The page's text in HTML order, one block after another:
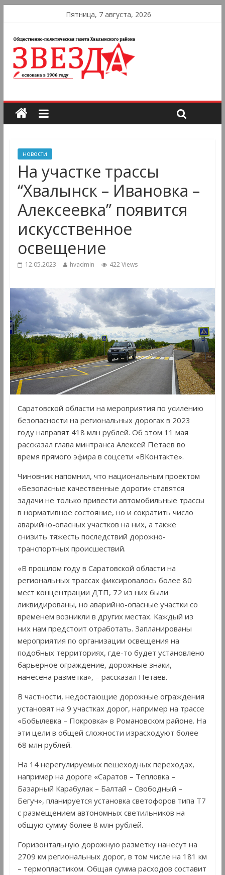
Пятница, 7 августа, 2026
новости
На участке трассы
“Хвалынск – Ивановка –
Алексеевка” появится
искусственное
освещение
12.05.2023 hvadmin 422 Views
Саратовской области на мероприятия по усилению
безопасности на региональных дорогах в 2023
году направят 418 млн рублей. Об этом 11 мая
рассказал глава минтранса Алексей Петаев во
время прямого эфира в соцсети «ВКонтакте».
Чиновник напомнил, что национальным проектом
«Безопасные качественные дороги» ставятся
задачи не только привести автомобильные трассы
в нормативное состояние, но и сократить число
аварийно-опасных участков на них, а также
снизить тяжесть последствий дорожно-
транспортных происшествий.
«В прошлом году в Саратовской области на
региональных трассах фиксировалось более 80
мест концентрации ДТП, 72 из них были
ликвидированы, но аварийно-опасные участки со
временем возникли в других местах. Каждый из
них нам предстоит отработать. Запланированы
мероприятия по организации освещения на
подобных территориях, где-то будет установлено
барьерное ограждение, дорожные знаки,
нанесена разметка», – рассказал Петаев.
В частности, недостающие дорожные ограждения
установят на 9 участках дорог, например на трассе
«Бобылевка – Покровка» в Романовском районе. На
эти цели в общей сложности израсходуют более
68 млн рублей.
На 14 нерегулируемых пешеходных переходах,
например на дороге «Саратов – Тепловка –
Базарный Карабулак – Балтай – Свободный –
Бегуч», планируется установка светофоров типа Т7
с размещением автономных светильников на
общую сумму более 8 млн рублей.
Горизонтальную дорожную разметку нанесут на
2709 км региональных дорог, в том числе на 181 км
– термопластиком. Общая сумма расходов составит